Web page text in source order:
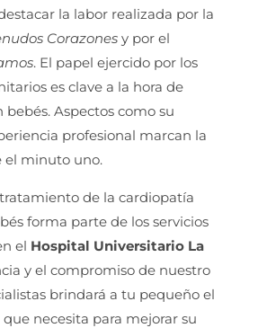
la labor realizada por la
Corazones y por el
. El papel ejercido por los
es clave a la hora de
bebés. Aspectos como su
profesional marcan la
el minuto uno.
de la cardiopatía
forma parte de los servicios
el Hospital Universitario La
y el compromiso de nuestro
brindará a tu pequeño el
necesita para mejorar su